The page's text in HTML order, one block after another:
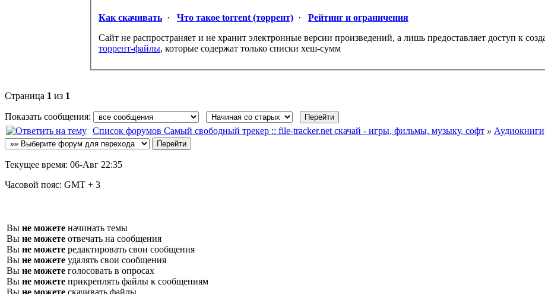
Как скачивать · Что такое torrent (торрент) · Рейтинг и ограничения
Сайт не распространяет и не хранит электронные версии произведений, а лишь предоставляет доступ к
торрент-файлы, которые содержат только списки хеш-сумм
Страница 1 из 1
Показать сообщения:
Список форумов Самый свободный трекер :: file-tracker.net скачай - игры, фильмы, музыку, софт » Аудиокниги
Текущее время: 06-Авг 22:35
Часовой пояс: GMT + 3
Вы не можете начинать темы
Вы не можете отвечать на сообщения
Вы не можете редактировать свои сообщения
Вы не можете удалять свои сообщения
Вы не можете голосовать в опросах
Вы не можете прикреплять файлы к сообщениям
Вы не можете скачивать файлы